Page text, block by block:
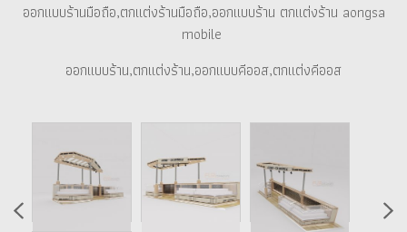
ออกแบบร้านมือถือ,ตกแต่งร้านมือถือ,ออกแบบร้าน ตกแต่งร้าน aongsa
mobile
ออกแบบร้าน,ตกแต่งร้าน,ออกแบบคีออส,ตกแต่งคีออส